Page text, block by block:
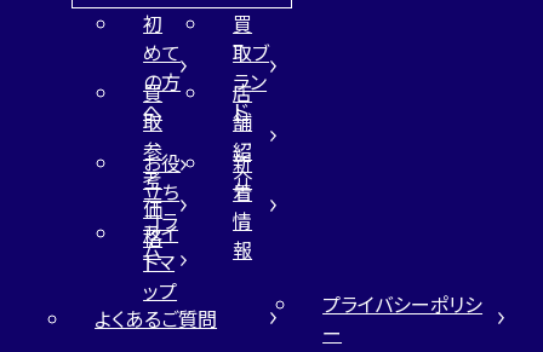
初
めて
の方
へ
買
取ブ
ラン
ド
買
取
参
考
価
格
店
舗
紹
介
お役
立ち
コラ
ム
新
着
情
報
サイ
トマ
ップ
よくあるご質問
プライバシーポリシ
ー